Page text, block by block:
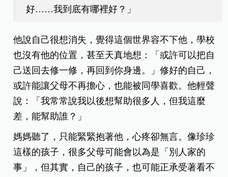
好……我到底有哪裡好？」
他說自己很想消失，覺得這個世界容不下他，學校
也沒有他的位置，甚至天真地想：「或許可以把自
己送回去修一修，再回到你身邊。」修好的自己，
或許能讓父母不再擔心，也能被同學喜歡。他輕聲
說：「我常常說我以後想幫助很多人，但我這麼
差，能幫助誰？」
媽媽聽了，只能緊緊抱著他，心疼卻無言。像珍珍
這樣的孩子，很多父母可能會以為是「別人家的
事」，但其實，自己的孩子，也可能正承受著看不